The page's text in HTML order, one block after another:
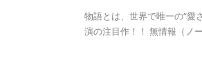
物語とは、世界で唯一の“愛
演の注目作！！ 無情報（ノ